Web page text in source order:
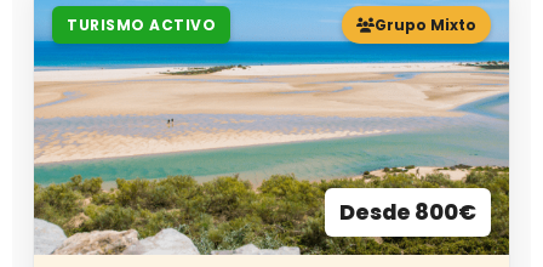
TURISMO ACTIVO Grupo Mixto
Desde 800€